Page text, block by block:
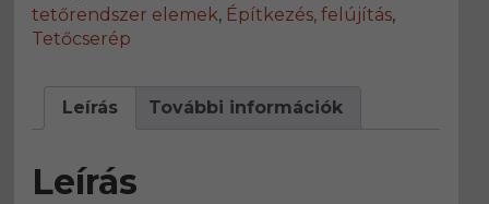
tetőhöz
mennyiség
tetőrendszer elemek, Építkezés, felújítás,
Tetőcserép
Leírás További információk
Leírás